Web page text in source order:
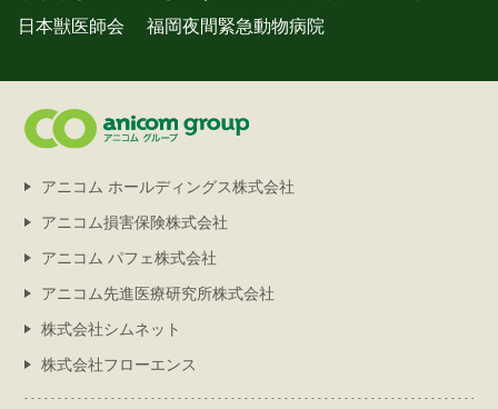
日本獣医師会
福岡夜間緊急動物病院
アニコム ホールディングス株式会社
アニコム損害保険株式会社
アニコム パフェ株式会社
アニコム先進医療研究所株式会社
株式会社シムネット
株式会社フローエンス